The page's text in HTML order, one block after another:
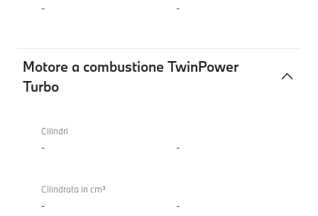
- -
Motore a combustione TwinPower
Turbo
combustione
Cilindri
- -
Cilindrata in cm³
- -